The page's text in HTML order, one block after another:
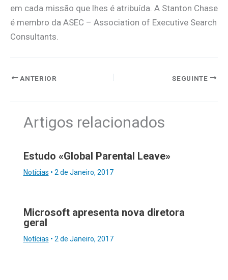
em cada missão que lhes é atribuída. A Stanton Chase
é membro da ASEC – Association of Executive Search
Consultants.
ANTERIOR SEGUINTE
Artigos relacionados
Estudo «Global Parental Leave»
Notícias • 2 de Janeiro, 2017
Microsoft apresenta nova diretora
geral
Notícias • 2 de Janeiro, 2017